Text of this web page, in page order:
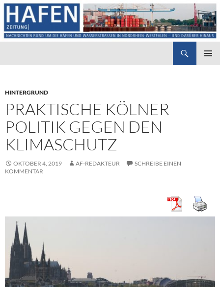
HINTERGRUND
PRAKTISCHE KÖLNER
POLITIK GEGEN DEN
KLIMASCHUTZ
OKTOBER 4, 2019 AF-REDAKTEUR
SCHREIBE EINEN
KOMMENTAR